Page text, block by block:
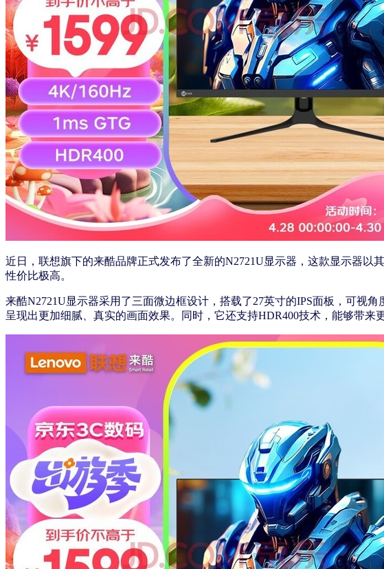
近日，联想旗下的来酷品牌正式发布了全新的N2721U显示器，这款显示器以
性价比极高。
来酷N2721U显示器采用了三面微边框设计，搭载了27英寸的IPS面板，可视
呈现出更加细腻、真实的画面效果。同时，它还支持HDR400技术，能够带来